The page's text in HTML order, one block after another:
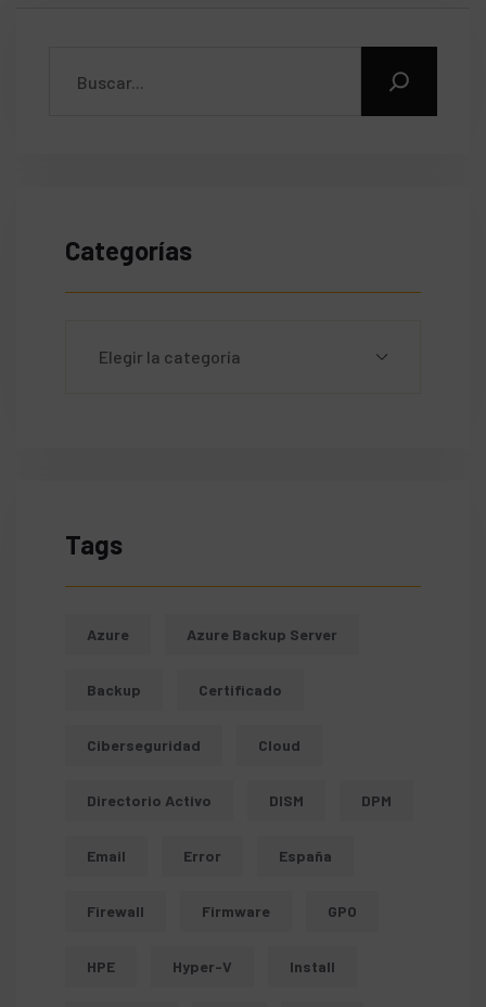
Categorías
Tags
Azure Azure Backup Server
Backup Certificado
Ciberseguridad Cloud
Directorio Activo DISM DPM
Email Error España
Firewall Firmware GPO
HPE Hyper-V Install